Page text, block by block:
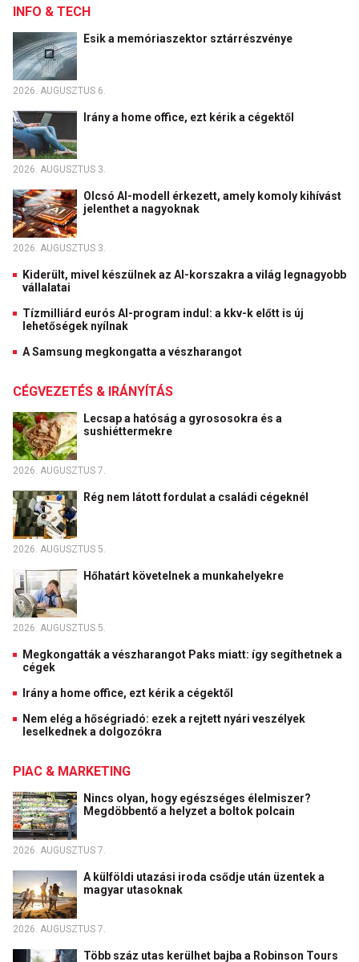
INFO & TECH
Esik a memóriaszektor sztárrészvénye
2026. AUGUSZTUS 6.
Irány a home office, ezt kérik a cégektől
2026. AUGUSZTUS 3.
Olcsó AI-modell érkezett, amely komoly kihívást
jelenthet a nagyoknak
2026. AUGUSZTUS 3.
Kiderült, mivel készülnek az AI-korszakra a világ legnagyobb
vállalatai
Tízmilliárd eurós AI-program indul: a kkv-k előtt is új
lehetőségek nyílnak
A Samsung megkongatta a vészharangot
CÉGVEZETÉS & IRÁNYÍTÁS
Lecsap a hatóság a gyrososokra és a
sushiéttermekre
2026. AUGUSZTUS 7.
Rég nem látott fordulat a családi cégeknél
2026. AUGUSZTUS 5.
Hőhatárt követelnek a munkahelyekre
2026. AUGUSZTUS 5.
Megkongatták a vészharangot Paks miatt: így segíthetnek a
cégek
Irány a home office, ezt kérik a cégektől
Nem elég a hőségriadó: ezek a rejtett nyári veszélyek
leselkednek a dolgozókra
PIAC & MARKETING
Nincs olyan, hogy egészséges élelmiszer?
Megdöbbentő a helyzet a boltok polcain
2026. AUGUSZTUS 7.
A külföldi utazási iroda csődje után üzentek a
magyar utasoknak
2026. AUGUSZTUS 7.
Több száz utas kerülhet bajba a Robinson Tours